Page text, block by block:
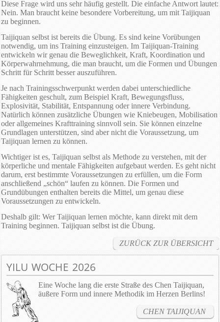
Diese Frage wird uns sehr häufig gestellt. Die einfache Antwort lautet:
Nein. Man braucht keine besondere Vorbereitung, um mit Taijiquan
zu beginnen.
Taijiquan selbst ist bereits die Übung. Es sind keine Vorübungen
notwendig, um ins Training einzusteigen. Im Taijiquan-Training
entwickeln wir genau die Beweglichkeit, Kraft, Koordination und
Körperwahrnehmung, die man braucht, um die Formen und Übungen
Schritt für Schritt besser auszuführen.
Je nach Trainingsschwerpunkt werden dabei unterschiedliche
Fähigkeiten geschult, zum Beispiel Kraft, Bewegungsfluss,
Explosivität, Stabilität, Entspannung oder innere Verbindung.
Natürlich können zusätzliche Übungen wie Kniebeugen, Mobilisation
oder allgemeines Krafttraining sinnvoll sein. Sie können einzelne
Grundlagen unterstützen, sind aber nicht die Voraussetzung, um
Taijiquan lernen zu können.
Wichtiger ist es, Taijiquan selbst als Methode zu verstehen, mit der
körperliche und mentale Fähigkeiten aufgebaut werden. Es geht nicht
darum, erst bestimmte Voraussetzungen zu erfüllen, um die Form
anschließend „schön“ laufen zu können. Die Formen und
Grundübungen enthalten bereits die Mittel, um genau diese
Voraussetzungen zu entwickeln.
Deshalb gilt: Wer Taijiquan lernen möchte, kann direkt mit dem
Training beginnen. Taijiquan selbst ist die Übung.
ZURÜCK ZUR ÜBERSICHT
YILU WOCHE 2026
Eine Woche lang die erste Straße des Chen Taijiquan,
äußere Form und innere Methodik im Herzen Berlins!
CHEN TAIJIQUAN